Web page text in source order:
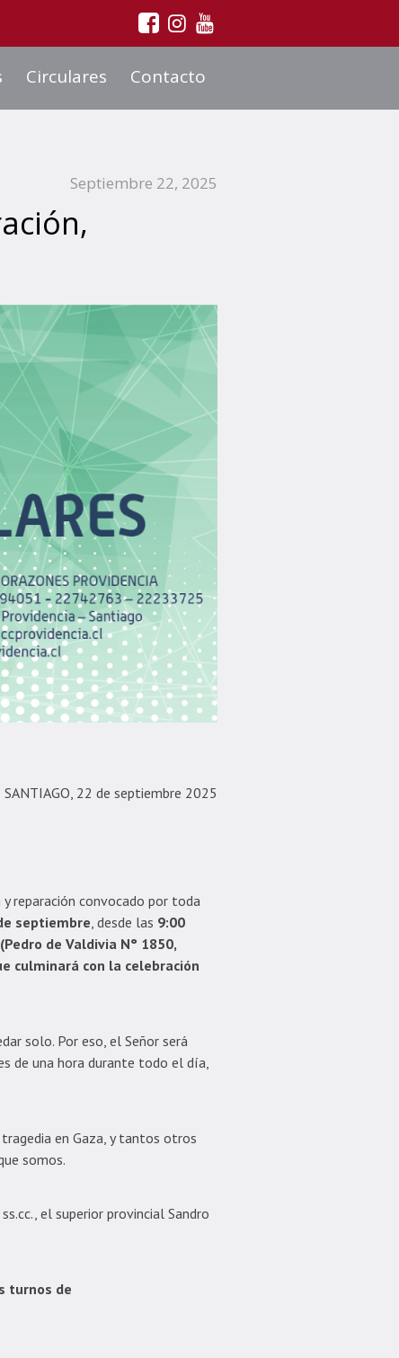
Circulares Contacto
Septiembre 22, 2025
SANTIAGO, 22 de septiembre 2025
reparación convocado por toda
septiembre, desde las 9:00
de Valdivia N° 1850,
culminará con la celebración
solo. Por eso, el Señor será
de una hora durante todo el día,
en Gaza, y tantos otros
somos.
el superior provincial Sandro
turnos de